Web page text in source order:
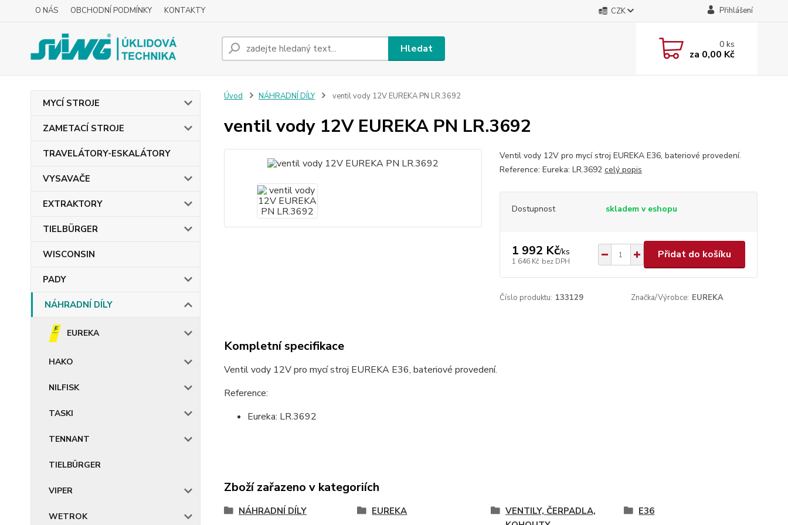
O NÁS OBCHODNÍ PODMÍNKY KONTAKTY CZK Přihlášení
Hledat 0ks
za 0,00 Kč
MYCÍ STROJE
ZAMETACÍ STROJE
TRAVELÁTORY-ESKALÁTORY
VYSAVAČE
EXTRAKTORY
TIELBÜRGER
WISCONSIN
PADY
NÁHRADNÍ DÍLY
EUREKA
HAKO
NILFISK
TASKI
TENNANT
TIELBÜRGER
VIPER
WETROK
Úvod NÁHRADNÍ DÍLY ventil vody 12V EUREKA PN LR.3692
ventil vody 12V EUREKA PN LR.3692
Ventil vody 12V pro mycí stroj EUREKA E36, bateriové provedení.
Reference: Eureka: LR.3692 celý popis
Dostupnost skladem v eshopu
1 992 Kč/ks
1 646 Kč bez DPH
Přidat do košíku
Číslo produktu: 133129 Značka/Výrobce: EUREKA
Kompletní specifikace
Ventil vody 12V pro mycí stroj EUREKA E36, bateriové provedení.
Reference:
Eureka: LR.3692
Zboží zařazeno v kategoriích
NÁHRADNÍ DÍLY EUREKA
VENTILY, ČERPADLA,
E36